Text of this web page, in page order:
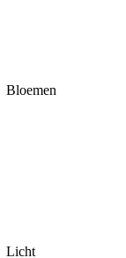
Bloemen
Licht